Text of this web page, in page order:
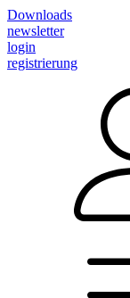
Downloads
newsletter
login
registrierung